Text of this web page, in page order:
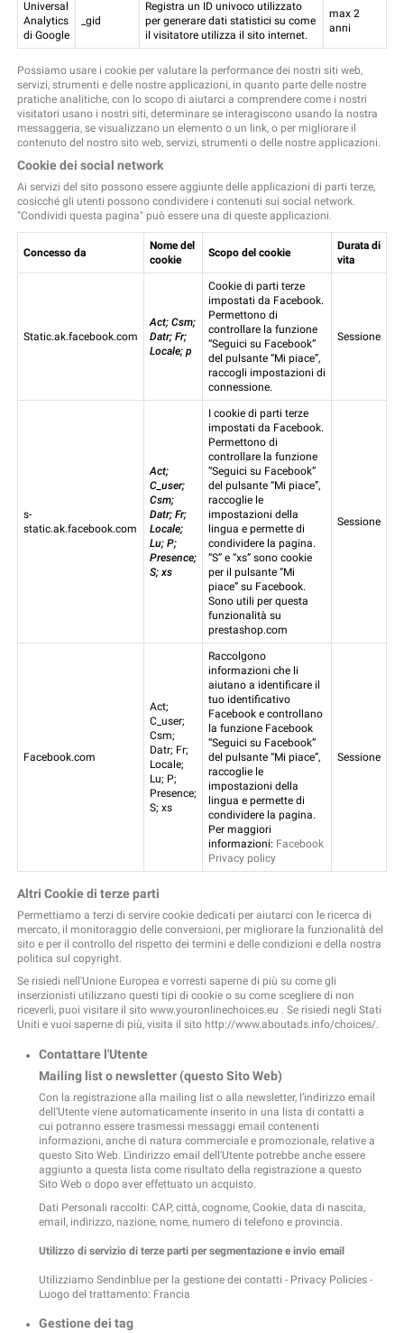
Universal
Analytics
di Google
_gid
Registra un ID univoco utilizzato
per generare dati statistici su come
il visitatore utilizza il sito internet.
max 2
anni
Possiamo usare i cookie per valutare la performance dei nostri siti web,
servizi, strumenti e delle nostre applicazioni, in quanto parte delle nostre
pratiche analitiche, con lo scopo di aiutarci a comprendere come i nostri
visitatori usano i nostri siti, determinare se interagiscono usando la nostra
messaggeria, se visualizzano un elemento o un link, o per migliorare il
contenuto del nostro sito web, servizi, strumenti o delle nostre applicazioni.
Cookie dei social network
Ai servizi del sito possono essere aggiunte delle applicazioni di parti terze,
cosicché gli utenti possono condividere i contenuti sui social network.
"Condividi questa pagina" può essere una di queste applicazioni.
Concesso da
Nome del
cookie
Scopo del cookie
Durata di
vita
Static.ak.facebook.com
Act; Csm;
Datr; Fr;
Locale; p
Cookie di parti terze
impostati da Facebook.
Permettono di
controllare la funzione
“Seguici su Facebook”
del pulsante “Mi piace”,
raccogli impostazioni di
connessione.
Sessione
s-
static.ak.facebook.com
Act;
C_user;
Csm;
Datr; Fr;
Locale;
Lu; P;
Presence;
S; xs
I cookie di parti terze
impostati da Facebook.
Permettono di
controllare la funzione
“Seguici su Facebook”
del pulsante “Mi piace”,
raccoglie le
impostazioni della
lingua e permette di
condividere la pagina.
“S” e “xs” sono cookie
per il pulsante “Mi
piace” su Facebook.
Sono utili per questa
funzionalità su
prestashop.com
Sessione
Facebook.com
Act;
C_user;
Csm;
Datr; Fr;
Locale;
Lu; P;
Presence;
S; xs
Raccolgono
informazioni che li
aiutano a identificare il
tuo identificativo
Facebook e controllano
la funzione Facebook
“Seguici su Facebook”
del pulsante “Mi piace”,
raccoglie le
impostazioni della
lingua e permette di
condividere la pagina.
Per maggiori
informazioni: Facebook
Privacy policy
Sessione
Altri Cookie di terze parti
Permettiamo a terzi di servire cookie dedicati per aiutarci con le ricerca di
mercato, il monitoraggio delle conversioni, per migliorare la funzionalità del
sito e per il controllo del rispetto dei termini e delle condizioni e della nostra
politica sul copyright.
Se risiedi nell'Unione Europea e vorresti saperne di più su come gli
inserzionisti utilizzano questi tipi di cookie o su come scegliere di non
riceverli, puoi visitare il sito www.youronlinechoices.eu . Se risiedi negli Stati
Uniti e vuoi saperne di più, visita il sito http://www.aboutads.info/choices/.
Contattare l'Utente
Mailing list o newsletter (questo Sito Web)
Con la registrazione alla mailing list o alla newsletter, l’indirizzo email
dell’Utente viene automaticamente inserito in una lista di contatti a
cui potranno essere trasmessi messaggi email contenenti
informazioni, anche di natura commerciale e promozionale, relative a
questo Sito Web. L'indirizzo email dell'Utente potrebbe anche essere
aggiunto a questa lista come risultato della registrazione a questo
Sito Web o dopo aver effettuato un acquisto.
Dati Personali raccolti: CAP, città, cognome, Cookie, data di nascita,
email, indirizzo, nazione, nome, numero di telefono e provincia.
Utilizzo di servizio di terze parti per segmentazione e invio email
Utilizziamo Sendinblue per la gestione dei contatti - Privacy Policies -
Luogo del trattamento: Francia
Gestione dei tag